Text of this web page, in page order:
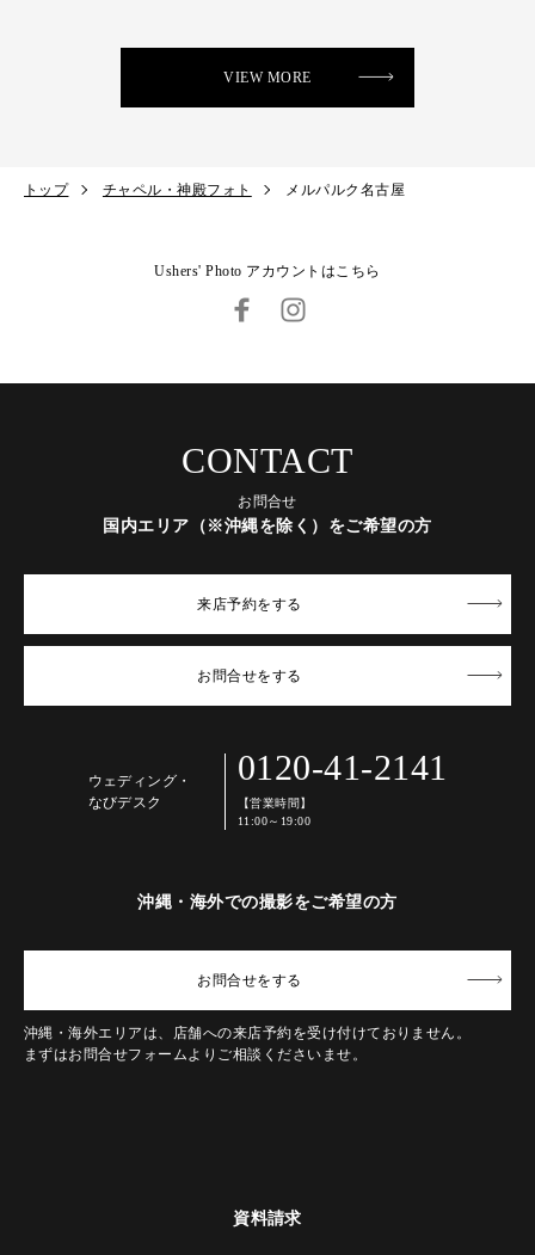
VIEW MORE
トップ チャペル・神殿フォト メルパルク名古屋
Ushers' Photo アカウントはこちら
CONTACT
お問合せ
国内エリア（※沖縄を除く）をご希望の方
来店予約をする
お問合せをする
ウェディング・
なびデスク
0120-41-2141
【営業時間】
11:00～19:00
沖縄・海外での撮影をご希望の方
お問合せをする
沖縄・海外エリアは、店舗への来店予約を受け付けておりません。
まずはお問合せフォームよりご相談くださいませ。
資料請求